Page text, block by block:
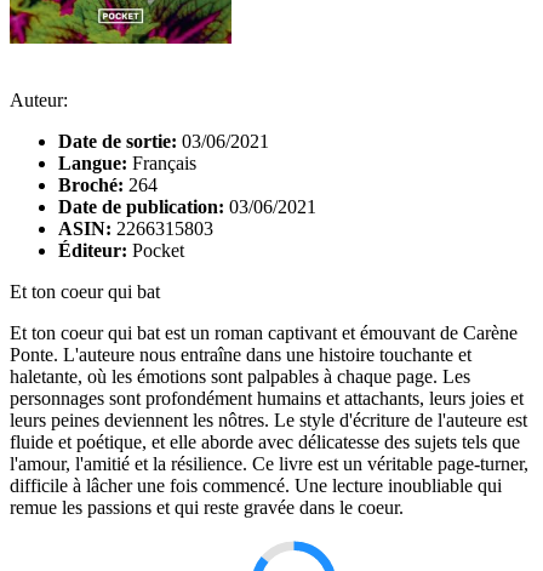
Auteur:
Date de sortie: 03/06/2021
Langue: Français
Broché: 264
Date de publication: 03/06/2021
ASIN: 2266315803
Éditeur: Pocket
Et ton coeur qui bat
Et ton coeur qui bat est un roman captivant et émouvant de Carène
Ponte. L'auteure nous entraîne dans une histoire touchante et
haletante, où les émotions sont palpables à chaque page. Les
personnages sont profondément humains et attachants, leurs joies et
leurs peines deviennent les nôtres. Le style d'écriture de l'auteure est
fluide et poétique, et elle aborde avec délicatesse des sujets tels que
l'amour, l'amitié et la résilience. Ce livre est un véritable page-turner,
difficile à lâcher une fois commencé. Une lecture inoubliable qui
remue les passions et qui reste gravée dans le coeur.